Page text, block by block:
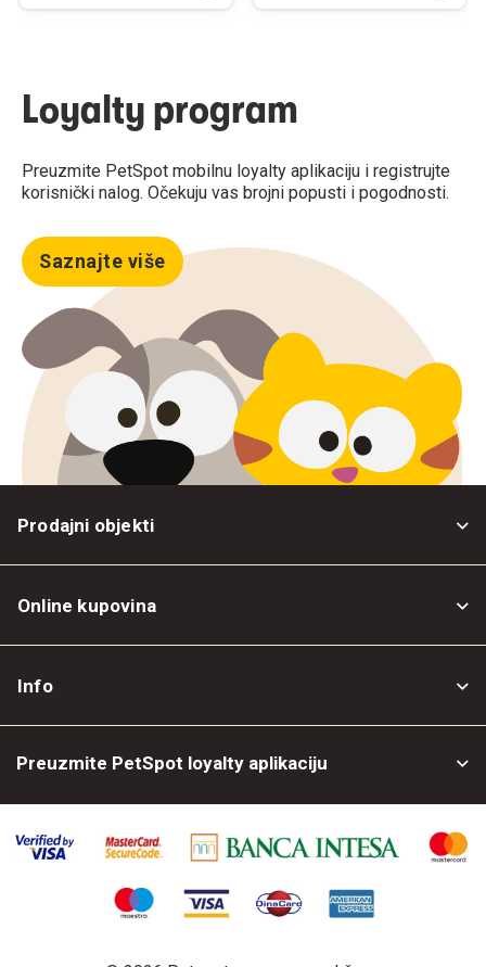
Loyalty program
Preuzmite PetSpot mobilnu loyalty aplikaciju i registrujte
korisnički nalog. Očekuju vas brojni popusti i pogodnosti.
Saznajte više
Prodajni objekti
Online kupovina
Info
Preuzmite PetSpot loyalty aplikaciju